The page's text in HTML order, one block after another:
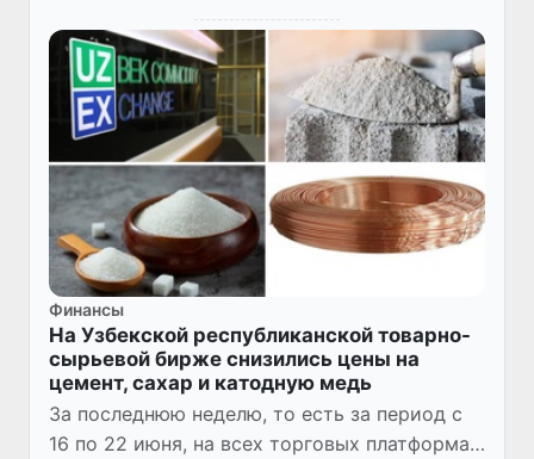
Финансы
На Узбекской республиканской товарно-
сырьевой бирже снизились цены на
цемент, сахар и катодную медь
За последнюю неделю, то есть за период с
16 по 22 июня, на всех торговых платформах